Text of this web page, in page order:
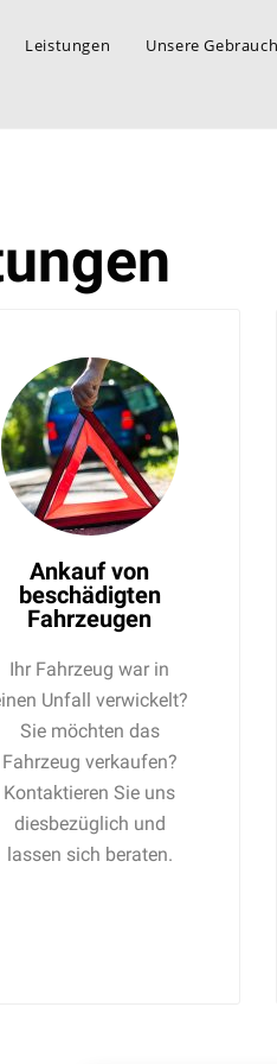
Leistungen Unsere
Ankauf von
beschädigten
Fahrzeugen
Ihr Fahrzeug war in
Unfall verwickelt?
Sie möchten das
Fahrzeug verkaufen?
Kontaktieren Sie uns
diesbezüglich und
lassen sich beraten.